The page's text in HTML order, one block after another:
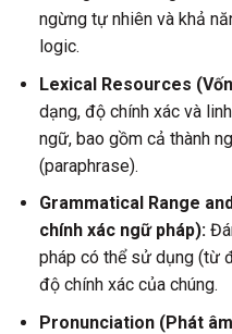
ngừng tự nhiên và khả
logic.
Lexical Resources
dạng, độ chính xác và
ngữ, bao gồm cả thành
(paraphrase).
Grammatical Range
chính xác ngữ pháp):
pháp có thể sử dụng (từ
độ chính xác của chúng.
Pronunciation (Phát